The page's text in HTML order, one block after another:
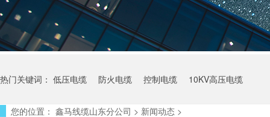
热门关键词： 低压电缆 防火电缆 控制电缆 10KV高压电缆
您的位置： 鑫马线缆山东分公司 > 新闻动态 >